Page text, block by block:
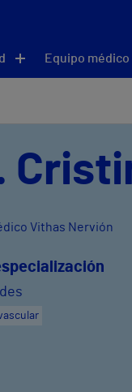
Equipo
Vithas Nervión